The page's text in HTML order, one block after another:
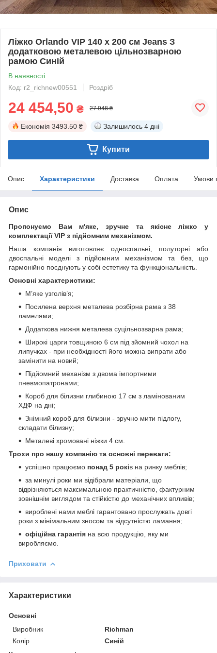
Ліжко Orlando VIP 140 х 200 см Jeans З
додатковою металевою цільнозварною
рамою Синій
В наявності
Код: r2_richnew00551
Роздріб
24 454,50 ₴ 27 948 ₴
Економія 3493.50 ₴ Залишилось 4 дні
Купити
Опис Характеристики Доставка Оплата Умови
Опис
Пропонуємо Вам м'яке, зручне та якiсне ліжко у
комплектації VIP з підйомним механізмом.
Наша компанія виготовляє односпальні, полуторні або
двоспальні моделі з підйомним механізмом та без, що
гармонійно поєднують у собі естетику та функціональність.
Основні характеристики:
М’яке узголів’я;
Посилена верхня металева розбірна рама з 38
ламелями;
Додаткова нижня металева суцільнозварна рама;
Широкі царги товщиною 6 см під зйомний чохол на
липучках - при необхідності його можна випрати або
замінити на новий;
Підйомний механізм з двома імпортними
пневмопатронами;
Короб для білизни глибиною 17 см з ламінованим
ХДФ на дні;
Знімний короб для білизни - зручно мити підлогу,
складати білизну;
Металеві хромовані ніжки 4 см.
Трохи про нашу компанію та основні переваги:
успішно працюємо понад 5 років на ринку меблів;
за минулі роки ми відібрали матеріали, що
відрізняються максимальною практичністю, фактурним
зовнішнім виглядом та стійкістю до механічних впливів;
вироблені нами меблі гарантовано прослужать довгі
роки з мінімальним зносом та відсутністю ламання;
офіційна гарантія на всю продукцію, яку ми
виробляємо.
Приховати
Характеристики
Основні
Виробник
Richman
Колір
Синій